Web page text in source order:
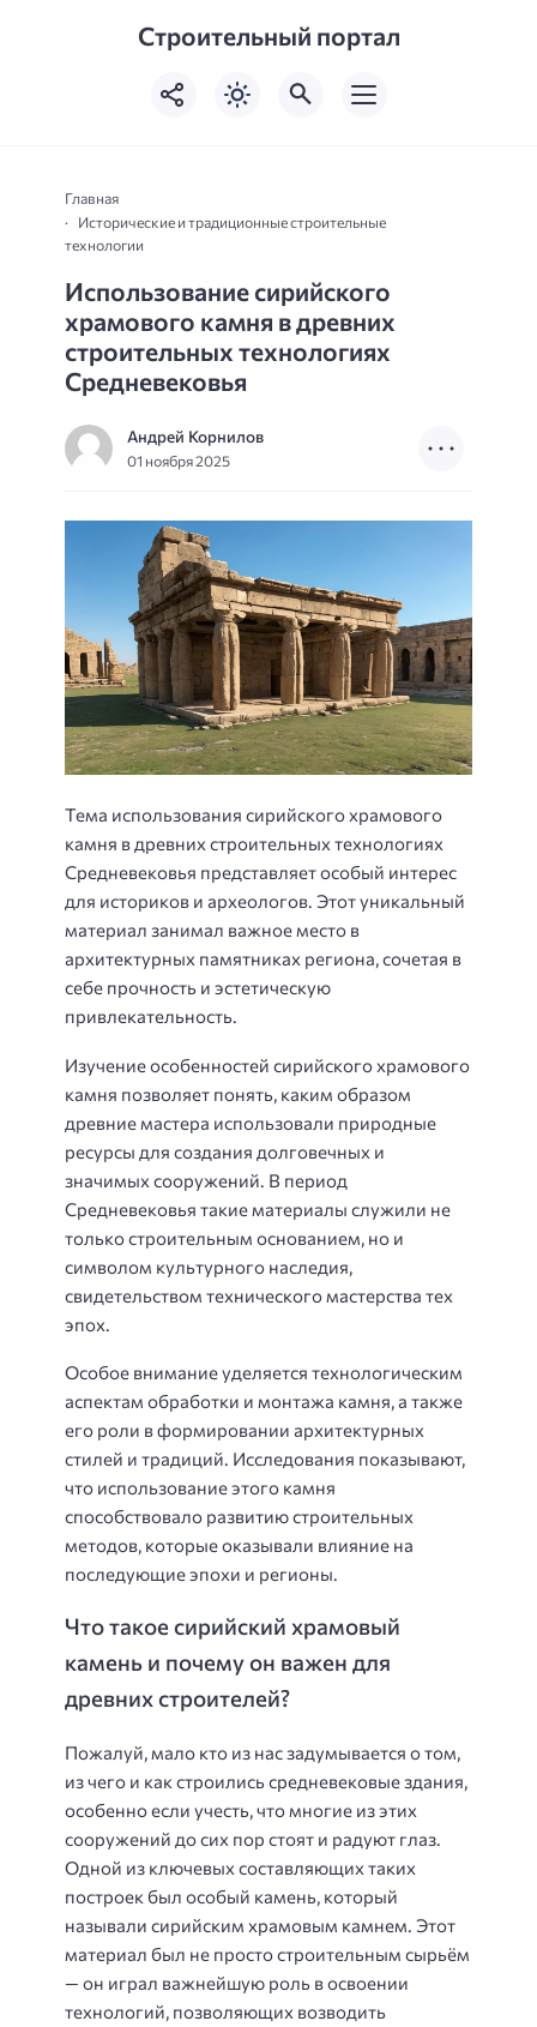
Строительный портал
Главная
Исторические и традиционные строительные
технологии
Использование сирийского
храмового камня в древних
строительных технологиях
Средневековья
Андрей Корнилов
01 ноября 2025
Тема использования сирийского храмового
камня в древних строительных технологиях
Средневековья представляет особый интерес
для историков и археологов. Этот уникальный
материал занимал важное место в
архитектурных памятниках региона, сочетая в
себе прочность и эстетическую
привлекательность.
Изучение особенностей сирийского храмового
камня позволяет понять, каким образом
древние мастера использовали природные
ресурсы для создания долговечных и
значимых сооружений. В период
Средневековья такие материалы служили не
только строительным основанием, но и
символом культурного наследия,
свидетельством технического мастерства тех
эпох.
Особое внимание уделяется технологическим
аспектам обработки и монтажа камня, а также
его роли в формировании архитектурных
стилей и традиций. Исследования показывают,
что использование этого камня
способствовало развитию строительных
методов, которые оказывали влияние на
последующие эпохи и регионы.
Что такое сирийский храмовый
камень и почему он важен для
древних строителей?
Пожалуй, мало кто из нас задумывается о том,
из чего и как строились средневековые здания,
особенно если учесть, что многие из этих
сооружений до сих пор стоят и радуют глаз.
Одной из ключевых составляющих таких
построек был особый камень, который
называли сирийским храмовым камнем. Этот
материал был не просто строительным сырьём
— он играл важнейшую роль в освоении
технологий, позволяющих возводить